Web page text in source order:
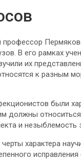
В его рамках
их
к разным
были
должны
и
характера